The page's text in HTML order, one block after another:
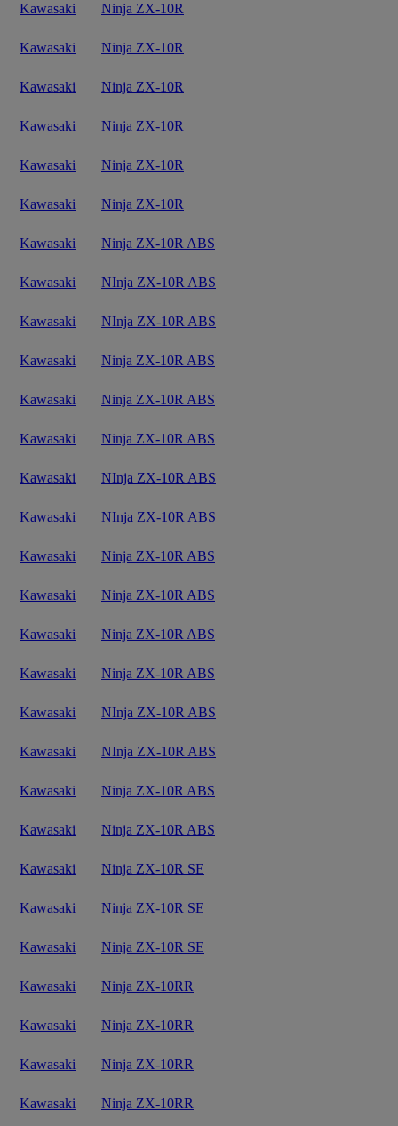
Kawasaki Ninja ZX-10R
Kawasaki Ninja ZX-10R
Kawasaki Ninja ZX-10R
Kawasaki Ninja ZX-10R
Kawasaki Ninja ZX-10R
Kawasaki Ninja ZX-10R
Kawasaki Ninja ZX-10R ABS
Kawasaki NInja ZX-10R ABS
Kawasaki NInja ZX-10R ABS
Kawasaki Ninja ZX-10R ABS
Kawasaki Ninja ZX-10R ABS
Kawasaki Ninja ZX-10R ABS
Kawasaki NInja ZX-10R ABS
Kawasaki NInja ZX-10R ABS
Kawasaki Ninja ZX-10R ABS
Kawasaki Ninja ZX-10R ABS
Kawasaki Ninja ZX-10R ABS
Kawasaki Ninja ZX-10R ABS
Kawasaki NInja ZX-10R ABS
Kawasaki NInja ZX-10R ABS
Kawasaki Ninja ZX-10R ABS
Kawasaki Ninja ZX-10R ABS
Kawasaki Ninja ZX-10R SE
Kawasaki Ninja ZX-10R SE
Kawasaki Ninja ZX-10R SE
Kawasaki Ninja ZX-10RR
Kawasaki Ninja ZX-10RR
Kawasaki Ninja ZX-10RR
Kawasaki Ninja ZX-10RR